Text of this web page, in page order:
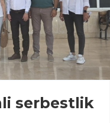
serbestlik